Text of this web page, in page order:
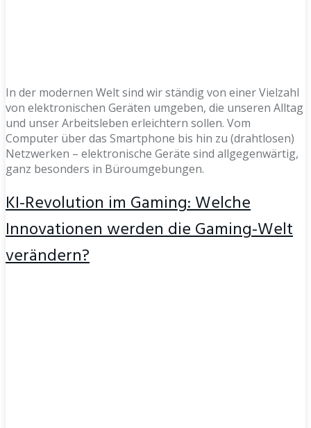
In der modernen Welt sind wir ständig von einer Vielzahl
von elektronischen Geräten umgeben, die unseren Alltag
und unser Arbeitsleben erleichtern sollen. Vom
Computer über das Smartphone bis hin zu (drahtlosen)
Netzwerken – elektronische Geräte sind allgegenwärtig,
ganz besonders in Büroumgebungen.
KI-Revolution im Gaming: Welche
Innovationen werden die Gaming-Welt
verändern?